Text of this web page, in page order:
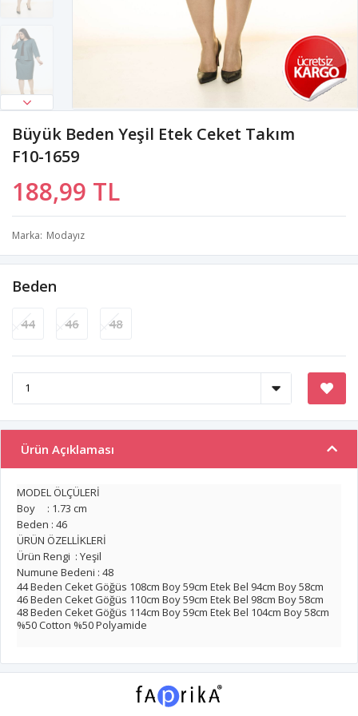
Büyük Beden Yeşil Etek Ceket Takım
F10-1659
188,99 TL
Marka Modayız
Beden
44 46 48
Ürün Açıklaması
MODEL ÖLÇÜLERİ
Boy : 1.73 cm
Beden : 46
ÜRÜN ÖZELLİKLERİ
Ürün Rengi : Yeşil
Numune Bedeni : 48
44 Beden Ceket Göğüs 108cm Boy 59cm Etek Bel 94cm Boy 58cm
46 Beden Ceket Göğüs 110cm Boy 59cm Etek Bel 98cm Boy 58cm
48 Beden Ceket Göğüs 114cm Boy 59cm Etek Bel 104cm Boy 58cm
%50 Cotton %50 Polyamide